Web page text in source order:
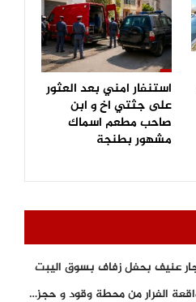
استنفار امني بعد العثور
على جثتي اخ و ابن
صاحب مطعم اسماك
مشهور بطنجة
توقيف المتورطين في واقعة الفرار من محطة وقود و حجز السيارة